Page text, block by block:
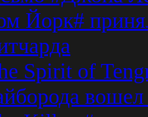
Йорк#
Spirit of